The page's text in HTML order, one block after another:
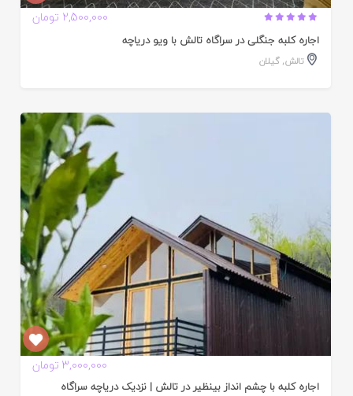
2,500,000 تومان
اجاره کلبه جنگلی در سراگاه تالش با ویو دریاچه
تالش,گیلان
3,000,000 تومان
اجاره کلبه با چشم انداز بینظیر در تالش | نزدیک دریاچه سراگاه